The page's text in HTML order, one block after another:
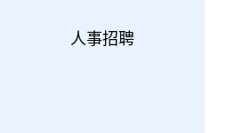
人事招聘